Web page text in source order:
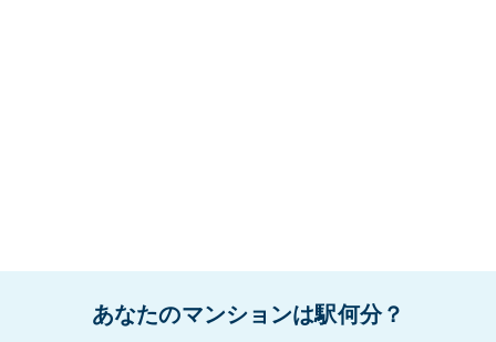
あなたのマンションは駅何分？